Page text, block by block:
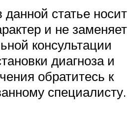
статье носит
и не заменяет
консультации
диагноза и
обратитесь к
специалисту.